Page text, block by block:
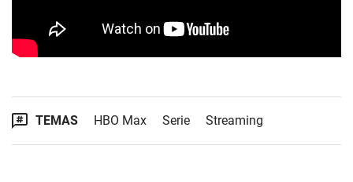
TEMAS HBO Max Serie Streaming